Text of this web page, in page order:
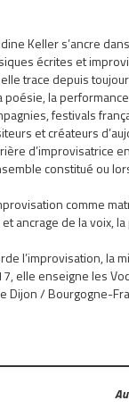
Keller s’ancre
écrites et
trace depuis
la
festivals
et créateurs
d’improvisatrice
constitué ou
comme
ancrage de la voix,
l’improvisation, la
elle enseigne les
Dijon / Bourgogne-